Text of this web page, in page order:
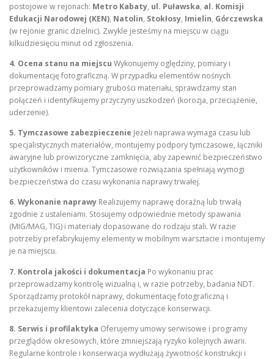
postojowe w rejonach: Metro Kabaty, ul. Puławska, al. Komisji
Edukacji Narodowej (KEN), Natolin, Stokłosy, Imielin, Górczewska
(w rejonie granic dzielnic). Zwykle jesteśmy na miejscu w ciągu
kilkudziesięciu minut od zgłoszenia.
4. Ocena stanu na miejscu Wykonujemy oględziny, pomiary i
dokumentację fotograficzną. W przypadku elementów nośnych
przeprowadzamy pomiary grubości materiału, sprawdzamy stan
połączeń i identyfikujemy przyczyny uszkodzeń (korozja, przeciążenie,
uderzenie).
5. Tymczasowe zabezpieczenie Jeżeli naprawa wymaga czasu lub
specjalistycznych materiałów, montujemy podpory tymczasowe, łączniki
awaryjne lub prowizoryczne zamknięcia, aby zapewnić bezpieczeństwo
użytkowników i mienia. Tymczasowe rozwiązania spełniają wymogi
bezpieczeństwa do czasu wykonania naprawy trwałej.
6. Wykonanie naprawy Realizujemy naprawę doraźną lub trwałą
zgodnie z ustaleniami. Stosujemy odpowiednie metody spawania
(MIG/MAG, TIG) i materiały dopasowane do rodzaju stali. W razie
potrzeby prefabrykujemy elementy w mobilnym warsztacie i montujemy
je na miejscu.
7. Kontrola jakości i dokumentacja Po wykonaniu prac
przeprowadzamy kontrolę wizualną i, w razie potrzeby, badania NDT.
Sporządzamy protokół naprawy, dokumentację fotograficzną i
przekazujemy klientowi zalecenia dotyczące konserwacji.
8. Serwis i profilaktyka Oferujemy umowy serwisowe i programy
przeglądów okresowych, które zmniejszają ryzyko kolejnych awarii.
Regularne kontrole i konserwacja wydłużają żywotność konstrukcji i